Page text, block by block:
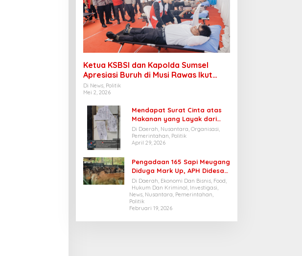
Ketua KSBSI dan Kapolda Sumsel
Apresiasi Buruh di Musi Rawas Ikut
Donor Darah
Di News, Politik
Mei 2, 2026
Mendapat Surat Cinta atas
Makanan yang Layak dari
Siswa, Forwatu Banten: Dapur
SPPG Cibungur Pasir patut
dijadikan Contoh
Di Daerah, Nusantara, Organisasi,
Pemerintahan, Politik
April 29, 2026
Pengadaan 165 Sapi Meugang
Diduga Mark Up, APH Didesak
Audit Anggaran Belanja
Pengadaan Sapi Di Dinas
Pertanian Dan Peternakan
Bener Meriah
Di Daerah, Ekonomi Dan Bisnis, Food,
Hukum Dan Kriminal, Investigasi,
News, Nusantara, Pemerintahan,
Politik
Februari 19, 2026